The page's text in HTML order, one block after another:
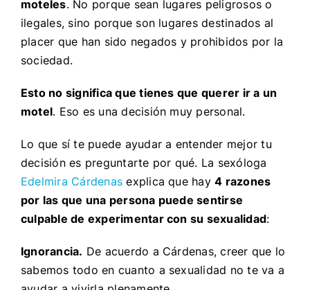
moteles. No porque sean lugares peligrosos o
ilegales, sino porque son lugares destinados al
placer que han sido negados y prohibidos por la
sociedad.
Esto no significa que tienes que querer ir a un
motel. Eso es una decisión muy personal.
Lo que sí te puede ayudar a entender mejor tu
decisión es preguntarte por qué. La sexóloga
Edelmira Cárdenas explica que hay4 razones
por las que una persona puede sentirse
culpable de experimentar con su sexualidad:
Ignorancia. De acuerdo a Cárdenas, creer que lo
sabemos todo en cuanto a sexualidad no te va a